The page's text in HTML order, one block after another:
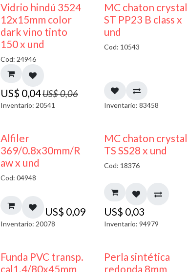
40% DESCUENTO
Vidrio hindú 3524
12x15mm color
dark vino tinto
150 x und
Cod: 24946
US$ 0,04US$0,06
Inventario: 20541
MC chaton crystal
ST PP23 B class x
und
Cod: 10543
Inventario: 83458
Alfiler
369/0.8x30mm/R
aw x und
Cod: 04948
US$ 0,09
Inventario: 20078
MC chaton crystal
TS SS28 x und
Cod: 18376
US$ 0,03
Inventario: 94979
Funda PVC transp.
cal1.4/80x45mm
Perla sintética
redonda 8mm